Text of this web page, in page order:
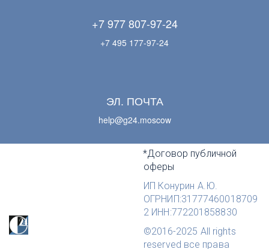
+7 977 807-97-24
+7 495 177-97-24
ЭЛ. ПОЧТА
help@g24.moscow
*Договор публичной
оферы
ИП Конурин А.Ю.
ОГРНИП:31777460018709
2 ИНН:772201858830
©2016-2025 All rights
reserved все права